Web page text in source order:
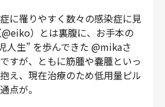
に罹りやすく数々の感染症に見
）とは裏腹に、お手本の
人生” を歩んできた @mikaさ
すが、ともに筋腫や嚢腫といっ
え、現在治療のため低用量ピル
点が。